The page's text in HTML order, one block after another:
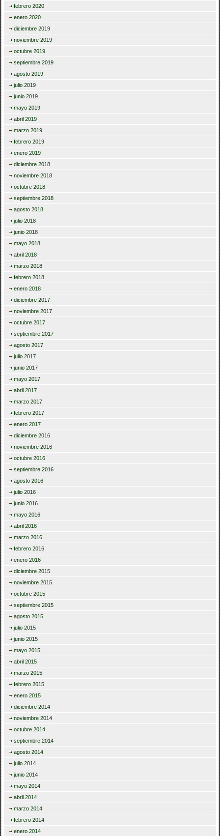
febrero 2020
enero 2020
diciembre 2019
noviembre 2019
octubre 2019
septiembre 2019
agosto 2019
julio 2019
junio 2019
mayo 2019
abril 2019
marzo 2019
febrero 2019
enero 2019
diciembre 2018
noviembre 2018
octubre 2018
septiembre 2018
agosto 2018
julio 2018
junio 2018
mayo 2018
abril 2018
marzo 2018
febrero 2018
enero 2018
diciembre 2017
noviembre 2017
octubre 2017
septiembre 2017
agosto 2017
julio 2017
junio 2017
mayo 2017
abril 2017
marzo 2017
febrero 2017
enero 2017
diciembre 2016
noviembre 2016
octubre 2016
septiembre 2016
agosto 2016
julio 2016
junio 2016
mayo 2016
abril 2016
marzo 2016
febrero 2016
enero 2016
diciembre 2015
noviembre 2015
octubre 2015
septiembre 2015
agosto 2015
julio 2015
junio 2015
mayo 2015
abril 2015
marzo 2015
febrero 2015
enero 2015
diciembre 2014
noviembre 2014
octubre 2014
septiembre 2014
agosto 2014
julio 2014
junio 2014
mayo 2014
abril 2014
marzo 2014
febrero 2014
enero 2014